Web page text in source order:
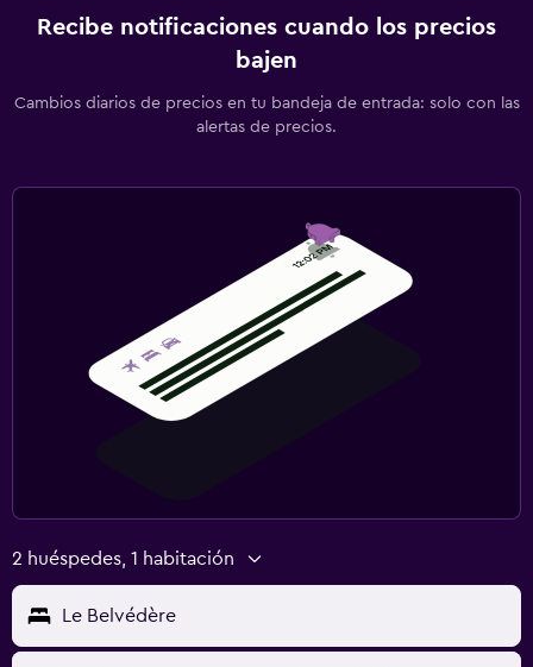
Recibe notificaciones cuando los precios
bajen
Cambios diarios de precios en tu bandeja de entrada: solo con las
alertas de precios.
2 huéspedes, 1 habitación
Le Belvédère